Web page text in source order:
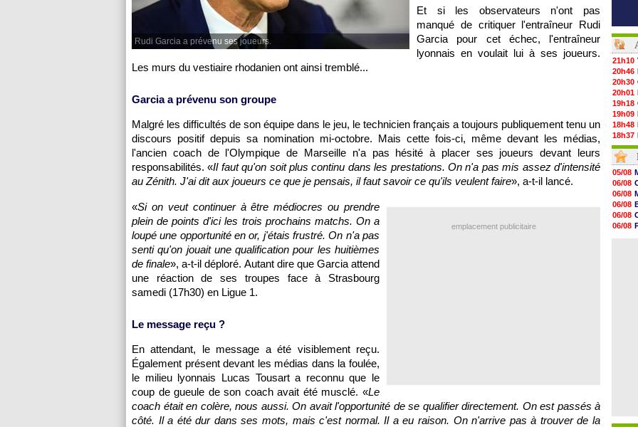
Rudi Garcia a prévenu ses joueurs.
Et si les observateurs n'ont pas
manqué de critiquer l'entraîneur Rudi
Garcia pour cet échec, l'entraîneur
lyonnais en voulait lui à ses joueurs.
Les murs du vestiaire rhodanien ont ainsi tremblé...
Garcia a prévenu son groupe
Malgré les difficultés de son équipe dans le jeu, le technicien français a toujours publiquement tenu un
discours positif depuis sa nomination mi-octobre. Mais cette fois-ci, même devant les médias,
l'ancien coach de l'Olympique de Marseille n'a pas hésité à placer ses joueurs devant leurs
responsabilités. «Il faut qu'on soit plus continu dans les prestations. On n'a pas mis assez d'intensité
au Zénith. J'ai dit aux joueurs ce que je pensais, il faut savoir ce qu'ils veulent faire», a-t-il lancé.
emplacement publicitaire
«Si on veut continuer à être médiocres ou prendre
plein de points d'ici les trois prochains matchs. On a
loupé une opportunité en or, j'étais frustré. On n'a pas
senti qu'on jouait une qualification pour les huitièmes
de finale», a-t-il déploré. Autant dire que Garcia attend
une réaction de ses troupes face à Strasbourg
samedi (17h30) en Ligue 1.
Le message reçu ?
En attendant, le message a été visiblement reçu.
Également présent devant les médias dans la foulée,
le milieu lyonnais Lucas Tousart a reconnu que le
coup de gueule de son coach avait été musclé. «Le
coach était en colère, nous aussi. On avait l'opportunité de se qualifier directement. On est passés à
côté. Il a été dur dans ses mots, mais c'est normal. Il a eu raison. On n'arrive pas à trouver de la
21h10
20h46
20h30
20h01
19h18
19h09
18h48
18h37
18h29
17h58
17h46
17h32
17h16
16h59
16h37
16h33
16h27
05/08
06/08
06/08
06/08
06/08
06/08